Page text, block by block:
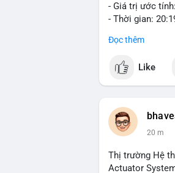
- Giá trị ước
- Thời gian:
Nhận định
tiền đáng chú
đang tái phân
áp lực bán
Lời khuyên
trọng đòn bẩy.
Đọc thêm
Like
20 m
Thị trường Hệ
Actuator